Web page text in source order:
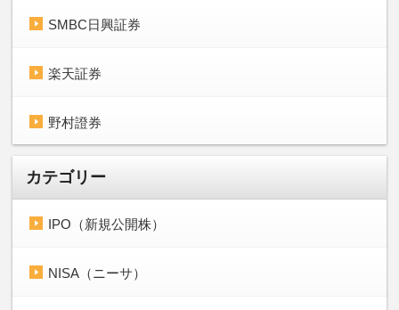
SMBC日興証券
楽天証券
野村證券
カテゴリー
IPO（新規公開株）
NISA（ニーサ）